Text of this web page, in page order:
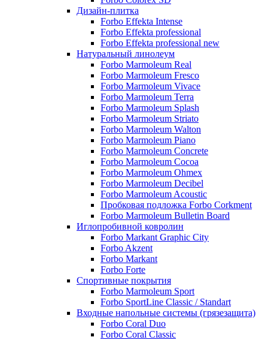
Дизайн-плитка
Forbo Effekta Intense
Forbo Effekta professional
Forbo Effekta professional new
Натуральный линолеум
Forbo Marmoleum Real
Forbo Marmoleum Fresco
Forbo Marmoleum Vivace
Forbo Marmoleum Terra
Forbo Marmoleum Splash
Forbo Marmoleum Striato
Forbo Marmoleum Walton
Forbo Marmoleum Piano
Forbo Marmoleum Concrete
Forbo Marmoleum Cocoa
Forbo Marmoleum Ohmex
Forbo Marmoleum Decibel
Forbo Marmoleum Acoustic
Пробковая подложка Forbo Corkment
Forbo Marmoleum Bulletin Board
Иглопробивной ковролин
Forbo Markant Graphic City
Forbo Akzent
Forbo Markant
Forbo Forte
Спортивные покрытия
Forbo Marmoleum Sport
Forbo SportLine Classic / Standart
Входные напольные системы (грязезащита)
Forbo Coral Duo
Forbo Coral Classic